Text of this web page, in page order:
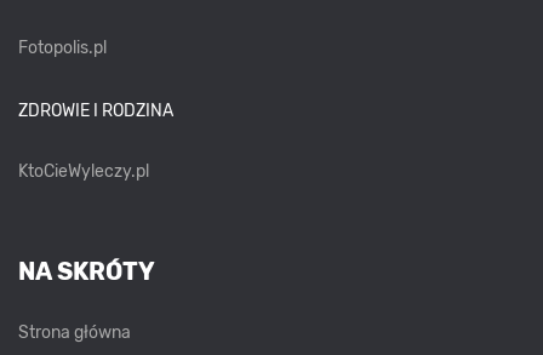
Fotopolis.pl
ZDROWIE I RODZINA
KtoCieWyleczy.pl
NA SKRÓTY
Strona główna